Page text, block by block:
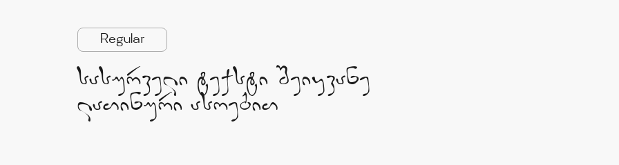
Regular
sasurveli teqsti Seiyvane
laTinuri asoebiT